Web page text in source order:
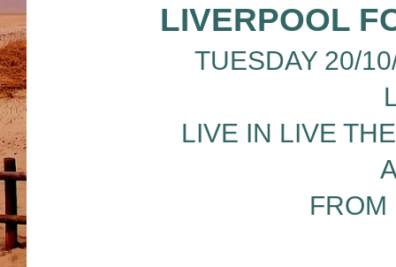
LIVERPOOL
TUESDAY 20/
LIVE IN LIVE
FROM